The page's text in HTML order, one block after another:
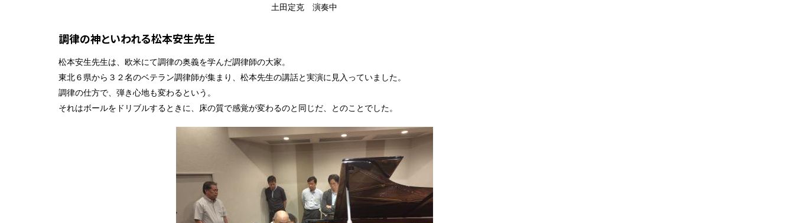
土田定克 演奏中
調律の神といわれる松本安生先生
松本安生先生は、欧米にて調律の奥義を学んだ調律師の大家。
東北６県から３２名のベテラン調律師が集まり、松本先生の講話と実演に見入っていました。
調律の仕方で、弾き心地も変わるという。
それはボールをドリブルするときに、床の質で感覚が変わるのと同じだ、とのことでした。